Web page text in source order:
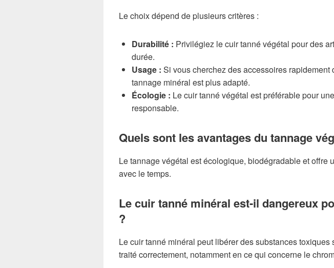
Le choix dépend de plusieurs critères :
Durabilité : Privilégiez le cuir tanné végétal pour des
durée.
Usage : Si vous cherchez des accessoires rapidement
tannage minéral est plus adapté.
Écologie : Le cuir tanné végétal est préférable pour
responsable.
Quels sont les avantages du tannage
Le tannage végétal est écologique, biodégradable et offre
avec le temps.
Le cuir tanné minéral est-il dangereux
?
Le cuir tanné minéral peut libérer des substances toxiques
traité correctement, notamment en ce qui concerne le